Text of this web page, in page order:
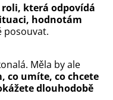
která odpovídá
hodnotám
posouvat.
Měla by ale
co umíte, co chcete
dlouhodobě